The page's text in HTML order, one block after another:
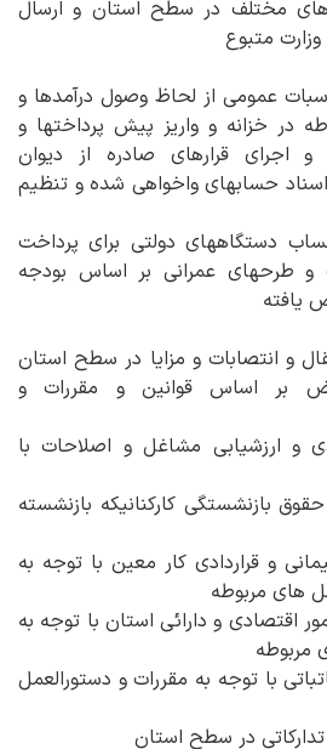
های مختلف در سطح استان و ارسال
متبوع
عمومی از لحاظ وصول درآمدها و
در خزانه و واریز پیش پرداختها و
اجرای قرارهای صادره از دیوان
حسابهای واخواهی شده و تنظیم
دستگاههای دولتی برای پرداخت
و طرحهای عمرانی بر اساس بودجه
یافته
و انتصابات و مزایا در سطح استان
بر اساس قوانین و مقررات و
و ارزشیابی مشاغل و اصلاحات با
بازنشستگی کارکنانیکه بازنشسته
و قراردادی کار معین با توجه به
های مربوطه
اقتصادی و دارائی استان با توجه به
مربوطه
با توجه به مقررات و دستورالعمل
در سطح استان